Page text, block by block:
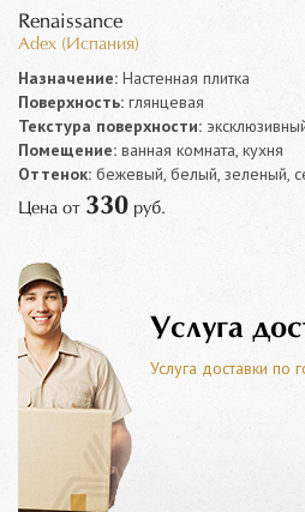
Renaissance
Adex (Испания)
Назначение: Настенная плитка
Поверхность: глянцевая
Текстура поверхности:
Помещение: ванная комната, кухня
Оттенок: бежевый, белый, зеленый,
Цена от 330 руб.
Услуга
Услуга доставки по